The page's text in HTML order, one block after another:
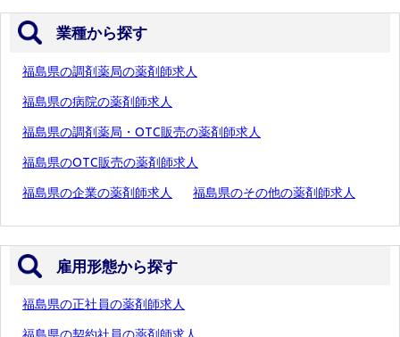
業種から探す
福島県の調剤薬局の薬剤師求人
福島県の病院の薬剤師求人
福島県の調剤薬局・OTC販売の薬剤師求人
福島県のOTC販売の薬剤師求人
福島県の企業の薬剤師求人 福島県のその他の薬剤師求人
雇用形態から探す
福島県の正社員の薬剤師求人